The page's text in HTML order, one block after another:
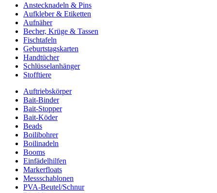
Anstecknadeln & Pins
Aufkleber & Etiketten
Aufnäher
Becher, Krüge & Tassen
Fischtafeln
Geburtstagskarten
Handtücher
Schlüsselanhänger
Stofftiere
Auftriebskörper
Bait-Binder
Bait-Stopper
Bait-Köder
Beads
Boilibohrer
Boilinadeln
Booms
Einfädelhilfen
Markerfloats
Messschablonen
PVA-Beutel/Schnur